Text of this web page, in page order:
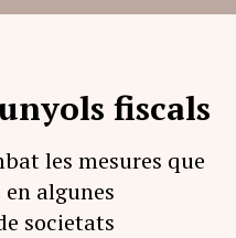
fiscals
les mesures que
algunes
societats